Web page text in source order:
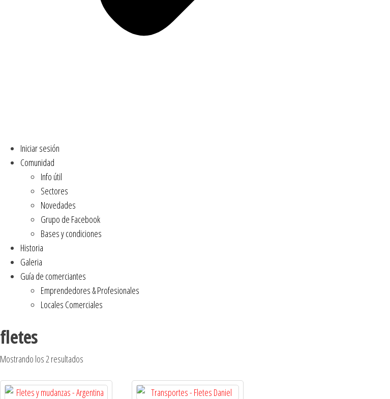
Iniciar sesión
Comunidad
Info útil
Sectores
Novedades
Grupo de Facebook
Bases y condiciones
Historia
Galeria
Guía de comerciantes
Emprendedores & Profesionales
Locales Comerciales
fletes
Mostrando los 2 resultados